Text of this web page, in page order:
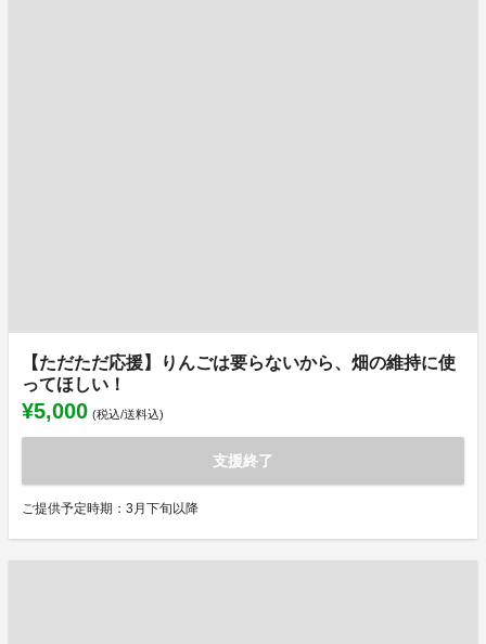
【ただただ応援】りんごは要らないから、畑の維持に使
ってほしい！
¥5,000 (税込/送料込)
支援終了
ご提供予定時期：3月下旬以降